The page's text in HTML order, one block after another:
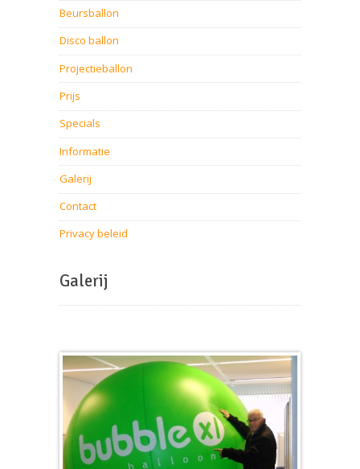
Beursballon
Disco ballon
Projectieballon
Prijs
Specials
Informatie
Galerij
Contact
Privacy beleid
Galerij